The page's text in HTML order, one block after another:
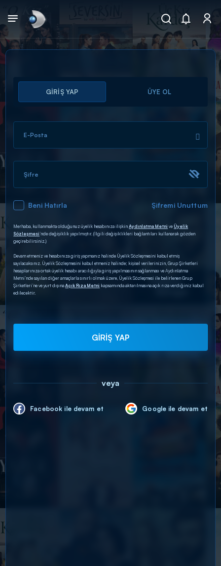
Arama
ARAMA SONUÇLARI
DİĞER SONUÇLAR
GİRİŞ YAP ÜYE OL
E-Posta
Şifre
Beni Hatırla Şifremi Unuttum
Merhaba, kullanmakta olduğunuz üyelik hesabınıza ilişkinAydınlatma Metni veÜyelik
Sözleşmesi’nde değişiklik yapılmıştır. (İlgili değişiklikleri bağlantıları kullanarak gözden
geçirebilirsiniz.)
Devam etmeniz ve hesabınıza giriş yapmanız halinde Üyelik Sözleşmesini kabul etmiş
sayılacaksınız. Üyelik Sözleşmesini kabul etmeniz halinde; kişisel verilerinizin, Grup Şirketleri
hesaplarınıza ortak üyelik hesabı aracılığıyla giriş yapılmasının sağlanması ve Aydınlatma
Metni’nde sayılan diğer amaçlarla sınırlı olmak üzere, Üyelik Sözleşmesi ile belirlenen Grup
Şirketleri’ne ve yurt dışınaAçık Rıza Metni kapsamında aktarılmasına açık rıza verdiğiniz kabul
edilecektir.
GİRİŞ YAP
veya
Facebook ile devam et Google ile devam et